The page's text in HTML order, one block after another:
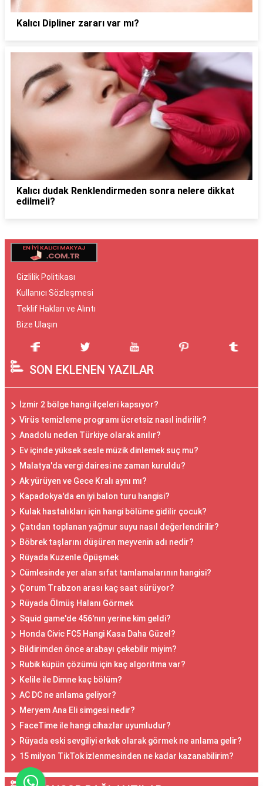
Kalıcı Dipliner zararı var mı?
Kalıcı dudak Renklendirmeden sonra nelere dikkat
edilmeli?
Gizlilik Politikası
Kullanıcı Sözleşmesi
Teklif Hakları ve Alıntı
Bize Ulaşın
SON EKLENEN YAZILAR
İzmir 2 bölge hangi ilçeleri kapsıyor?
Virüs temizleme programı ücretsiz nasıl indirilir?
Anadolu neden Türkiye olarak anılır?
Ev içinde yüksek sesle müzik dinlemek suç mu?
Malatya'da vergi dairesi ne zaman kuruldu?
Ak yürüyen ve Gece Kralı aynı mı?
Kapadokya'da en iyi balon turu hangisi?
Kulak hastalıkları için hangi bölüme gidilir çocuk?
Çatıdan toplanan yağmur suyu nasıl değerlendirilir?
Böbrek taşlarını düşüren meyvenin adı nedir?
Rüyada Kuzenle Öpüşmek
Cümlesinde yer alan sıfat tamlamalarının hangisi?
Çorum Trabzon arası kaç saat sürüyor?
Rüyada Ölmüş Halanı Görmek
Squid game'de 456'nın yerine kim geldi?
Honda Civic FC5 Hangi Kasa Daha Güzel?
Bildirimden önce arabayı çekebilir miyim?
Rubik küpün çözümü için kaç algoritma var?
Kelile ile Dimne kaç bölüm?
AC DC ne anlama geliyor?
Meryem Ana Eli simgesi nedir?
FaceTime ile hangi cihazlar uyumludur?
Rüyada eski sevgiliyi erkek olarak görmek ne anlama gelir?
15 milyon TikTok izlenmesinden ne kadar kazanabilirim?